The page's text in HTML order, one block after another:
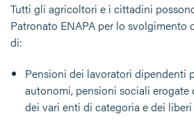
Tutti gli agricoltori e i cittadini
Patronato ENAPA per lo svolgimento
di:
Pensioni dei lavoratori dipendenti
autonomi, pensioni sociali erogate
dei vari enti di categoria e dei